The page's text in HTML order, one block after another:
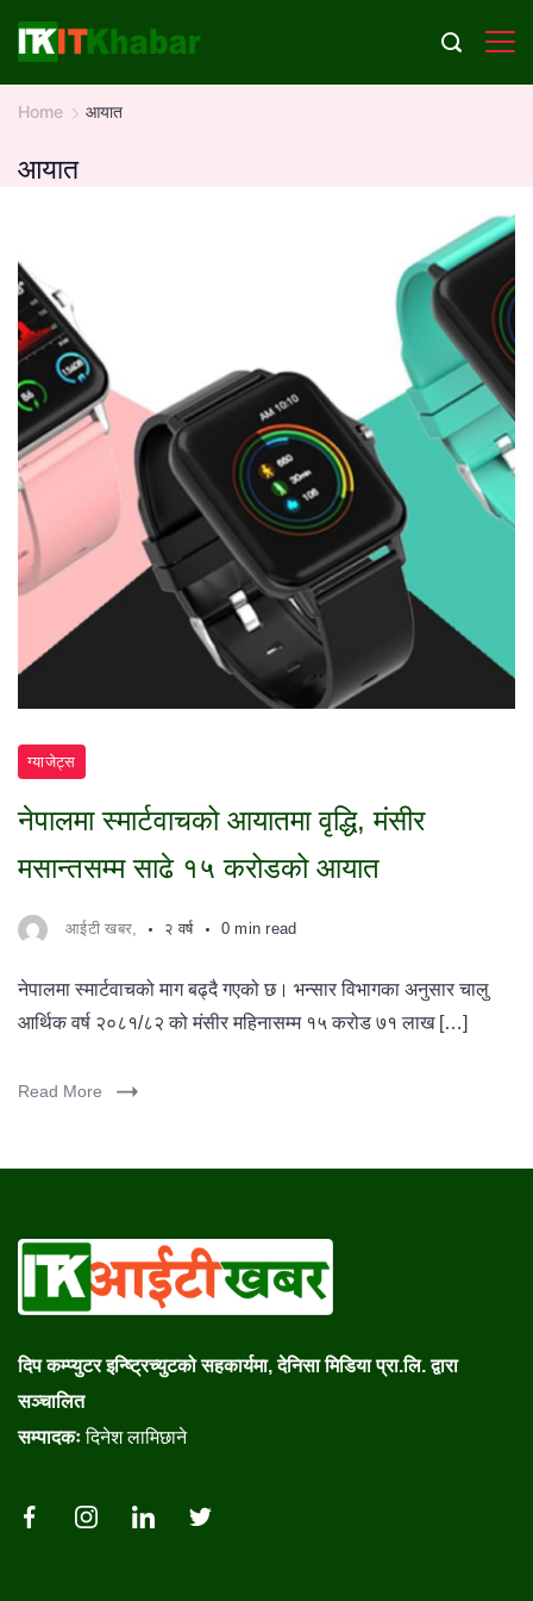
content
Home
आयात
आयात
ग्याजेट्स
नेपालमा स्मार्टवाचको आयातमा वृद्धि, मंसीर
मसान्तसम्म साढे १५ करोडको आयात
आईटी खबर, २ वर्ष 0 min read
नेपालमा स्मार्टवाचको माग बढ्दै गएको छ। भन्सार विभागका अनुसार चालु
आर्थिक वर्ष २०८१/८२ को मंसीर महिनासम्म १५ करोड ७१ लाख […]
Read More
दिप कम्प्युटर इन्ष्ट्रिच्युटको सहकार्यमा, देनिसा मिडिया प्रा.लि. द्वारा
सञ्चालित
सम्पादकःदिनेश लामिछाने